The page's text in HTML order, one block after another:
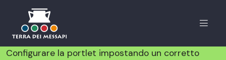
Configurare la portlet impostando un corretto